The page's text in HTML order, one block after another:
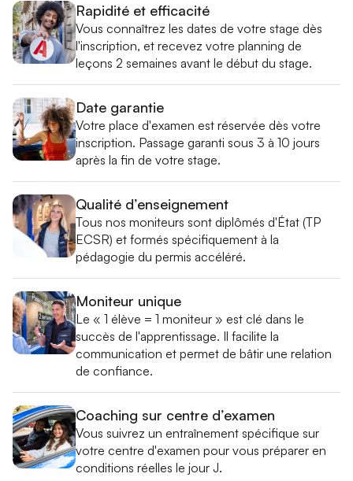
Rapidité et efficacité
Vous connaîtrez les dates de votre stage dès
l'inscription, et recevez votre planning de
leçons 2 semaines avant le début du stage.
Date garantie
Votre place d'examen est réservée dès votre
inscription. Passage garanti sous 3 à 10 jours
après la fin de votre stage.
Qualité d’enseignement
Tous nos moniteurs sont diplômés d'État (TP
ECSR) et formés spécifiquement à la
pédagogie du permis accéléré.
Moniteur unique
Le « 1 élève = 1 moniteur » est clé dans le
succès de l'apprentissage. Il facilite la
communication et permet de bâtir une relation
de confiance.
Coaching sur centre d’examen
Vous suivrez un entraînement spécifique sur
votre centre d'examen pour vous préparer en
conditions réelles le jour J.